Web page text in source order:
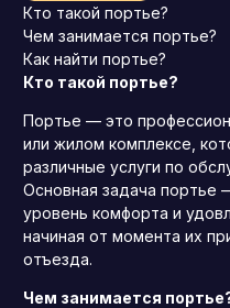
Кто такой портье?
Чем занимается портье?
Как найти портье?
Кто такой портье?
Портье — это
или жилом комплексе,
различные услуги по
Основная задача портье
уровень комфорта и
начиная от момента их
отъезда.
Чем занимается